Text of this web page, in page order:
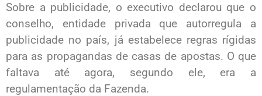
Sobre a publicidade, o executivo declarou que o
conselho, entidade privada que autorregula a
publicidade no país, já estabelece regras rígidas
para as propagandas de casas de apostas. O que
faltava até agora, segundo ele, era a
regulamentação da Fazenda.